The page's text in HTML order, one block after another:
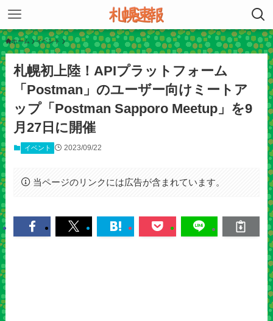
ホーム イベント
札幌初上陸！APIプラットフォーム
「Postman」のユーザー向けミートア
ップ「Postman Sapporo Meetup」を9
月27日に開催
イベント 2023/09/22
当ページのリンクには広告が含まれています。